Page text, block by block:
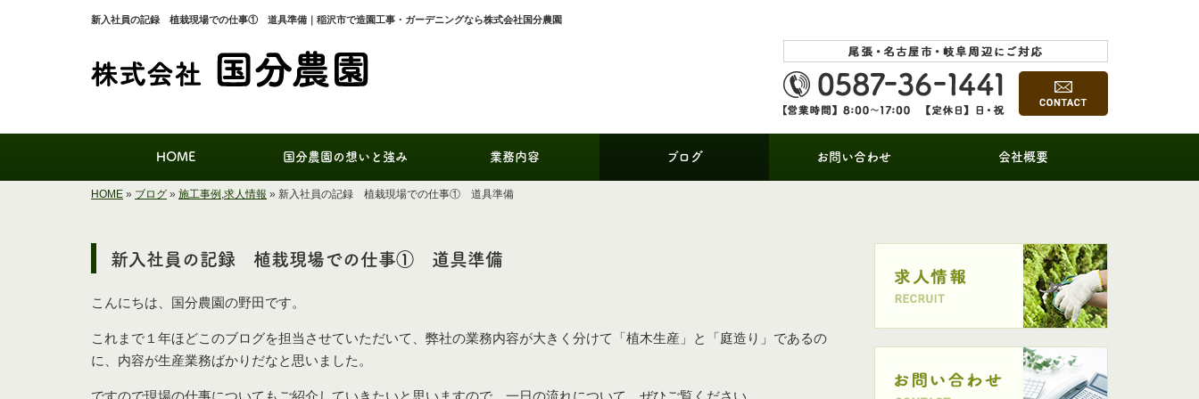
新入社員の記録 植栽現場での仕事① 道具準備｜稲沢市で造園工事・ガーデニングなら株式会社国分農園
HOME 国分農園の想いと強み 業務内容 ブログ お問い合わせ 会社概要
HOME » ブログ » 施工事例 ,求人情報 » 新入社員の記録 植栽現場での仕事① 道具準備
新入社員の記録 植栽現場での仕事① 道具準備
こんにちは、国分農園の野田です。
これまで１年ほどこのブログを担当させていただいて、弊社の業務内容が大きく分けて「植木生産」と「庭造り」であるの
に、内容が生産業務ばかりだなと思いました。
ですので現場の仕事についてもご紹介していきたいと思いますので、一日の流れについて、ぜひご覧ください。